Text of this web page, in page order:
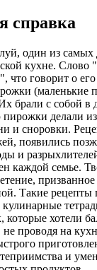
справка
один из
кухне. Слово
что говорит о
(маленькие
брали с собой в
делали
и сноровки.
появились
и
каждой семье.
Такие рецепты
кулинарные
которые хотели
проводя на
и